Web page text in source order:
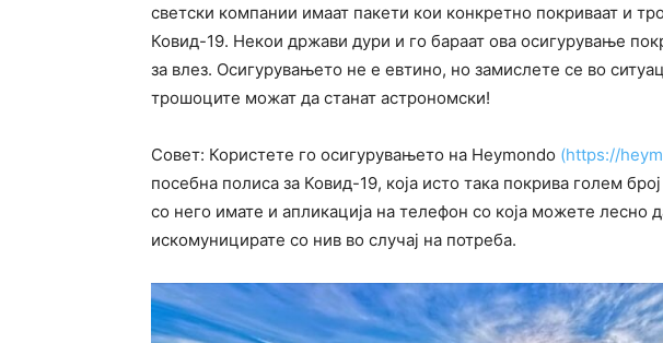
светски компании имаат пакети кои конкретно покриваат и
Ковид-19. Некои држави дури и го бараат ова осигурување
за влез. Осигурувањето не е евтино, но замислете се во
трошоците можат да станат астрономски!
Совет: Користете го осигурувањето на Heymondo (https://
посебна полиса за Ковид-19, која исто така покрива голем
со него имате и апликација на телефон со која можете лесно
искомуницирате со нив во случај на потреба.